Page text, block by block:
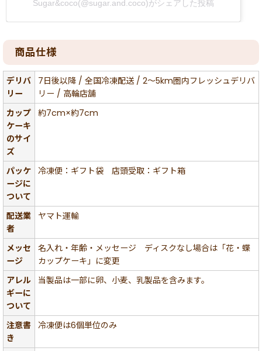
Sugar&coco(@sugar.and.coco)がシェアした投稿
商品仕様
デリバ
リー
7日後以降 / 全国冷凍配送 / 2〜5km圏内フレッシュデリバ
リー / 高輪店舗
カップ
ケーキ
のサイ
ズ
約7cm×約7cm
パッケ
ージに
ついて
冷凍便：ギフト袋 店頭受取：ギフト箱
配送業
者
ヤマト運輸
メッセ
ージ
名入れ・年齢・メッセージ ディスクなし場合は「花・蝶
カップケーキ」に変更
アレル
ギーに
ついて
当製品は一部に卵、小麦、乳製品を含みます。
注意書
き
冷凍便は6個単位のみ